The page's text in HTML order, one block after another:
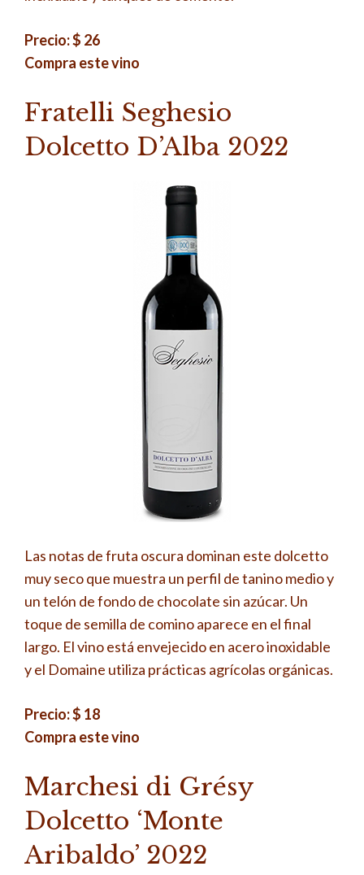
Precio: $ 26
Compra este vino
Fratelli Seghesio
Dolcetto D’Alba 2022
Las notas de fruta oscura dominan este dolcetto
muy seco que muestra un perfil de tanino medio y
un telón de fondo de chocolate sin azúcar. Un
toque de semilla de comino aparece en el final
largo. El vino está envejecido en acero inoxidable
y el Domaine utiliza prácticas agrícolas orgánicas.
Precio: $ 18
Compra este vino
Marchesi di Grésy
Dolcetto ‘Monte
Aribaldo’ 2022